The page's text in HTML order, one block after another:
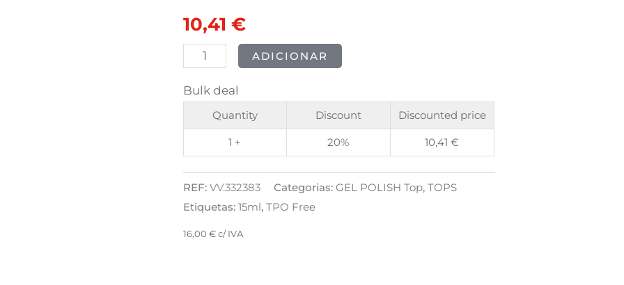
original
era:
10,41 €atual
é:
Top
My
Gloss
15ml
ADICIONAR
Bulk deal
Quantity Discount Discounted price
1 + 20% 10,41€
REF: VV.332383 Categorias: GEL POLISH Top, TOPS
Etiquetas: 15ml, TPO Free
16,00 €c/ IVA